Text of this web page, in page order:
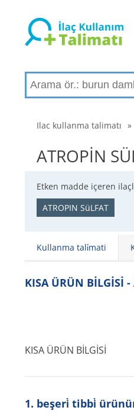
Ilac kullanma talimatı »
ATROPİN
Etken madde içeren
ATROPIN SüLFAT
Kullanma tali̇mati
KISA ÜRÜN BİLGİSİ -
KISA ÜRÜN BİLGİSİ
1. beşeri̇ tibbi̇